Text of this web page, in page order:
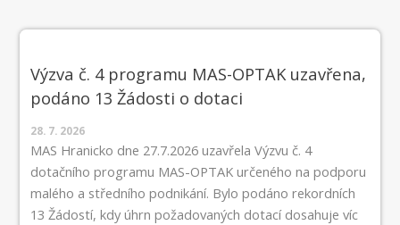
Výzva č. 4 programu MAS-OPTAK uzavřena,
podáno 13 Žádosti o dotaci
28. 7. 2026
MAS Hranicko dne 27.7.2026 uzavřela Výzvu č. 4
dotačního programu MAS-OPTAK určeného na podporu
malého a středního podnikání. Bylo podáno rekordních
13 Žádostí, kdy úhrn požadovaných dotací dosahuje víc